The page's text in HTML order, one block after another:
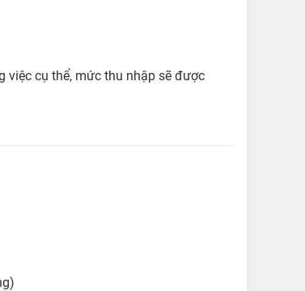
việc cụ thể, mức thu nhập sẽ được